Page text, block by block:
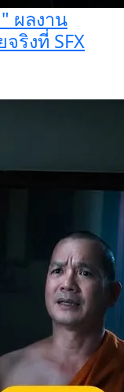
ผลงาน
ริงที่ SFX